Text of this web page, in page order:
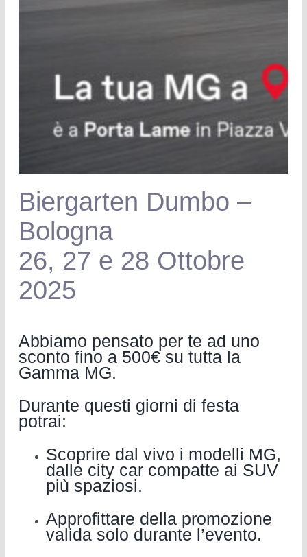
Biergarten Dumbo –
Bologna
26, 27 e 28 Ottobre
2025
Abbiamo pensato per te ad uno
sconto fino a 500€ su tutta la
Gamma MG.
Durante questi giorni di festa
potrai:
Scoprire dal vivo i modelli MG,
dalle city car compatte ai SUV
più spaziosi.
Approfittare della promozione
valida solo durante l’evento.